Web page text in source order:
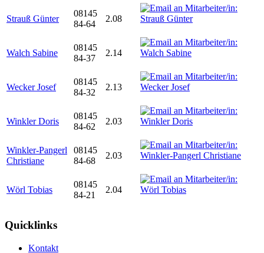
Strauß Günter
08145
84-64
2.08
Walch Sabine
08145
84-37
2.14
Wecker Josef
08145
84-32
2.13
Winkler Doris
08145
84-62
2.03
Winkler-Pangerl
Christiane
08145
84-68
2.03
Wörl Tobias
08145
84-21
2.04
Quicklinks
Kontakt